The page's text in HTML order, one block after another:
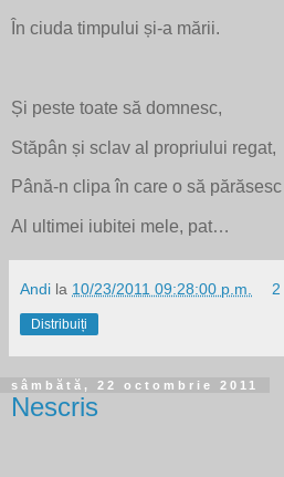
În ciuda timpului și-a mării.
Și peste toate să domnesc,
Stăpân și sclav al propriului regat,
Până-n clipa în care o să părăsesc
Al ultimei iubitei mele, pat…
Andi la 10/23/2011 09:28:00 p.m. 2
Distribuiți
sâmbătă, 22 octombrie 2011
Nescris